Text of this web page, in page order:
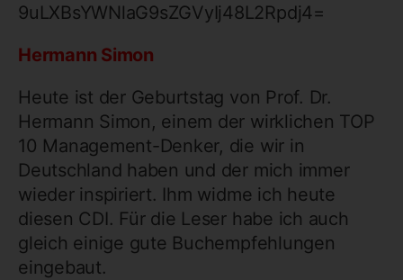
9uLXBsYWNlaG9sZGVyIj48L2Rpdj4=
Hermann Simon
Heute ist der Geburtstag von Prof. Dr.
Hermann Simon, einem der wirklichen TOP
10 Management-Denker, die wir in
Deutschland haben und der mich immer
wieder inspiriert. Ihm widme ich heute
diesen CDI. Für die Leser habe ich auch
gleich einige gute Buchempfehlungen
eingebaut.